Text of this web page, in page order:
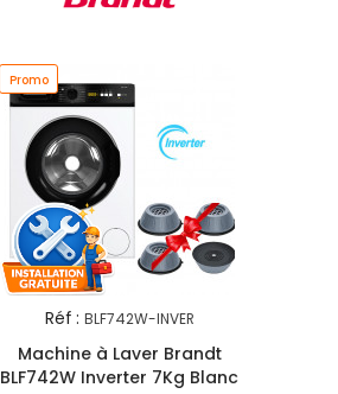
Promo
Réf : BLF742W-INVER
Machine à Laver Brandt
BLF742W Inverter 7Kg Blanc